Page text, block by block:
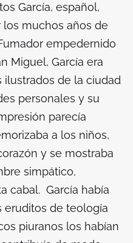
García, español,
los muchos años de
empedernido
Miguel, García era
de la ciudad
personales y su
parecía
a los niños,
y se mostraba
simpático,
cabal. García había
eruditos de teología
piuranos los habían